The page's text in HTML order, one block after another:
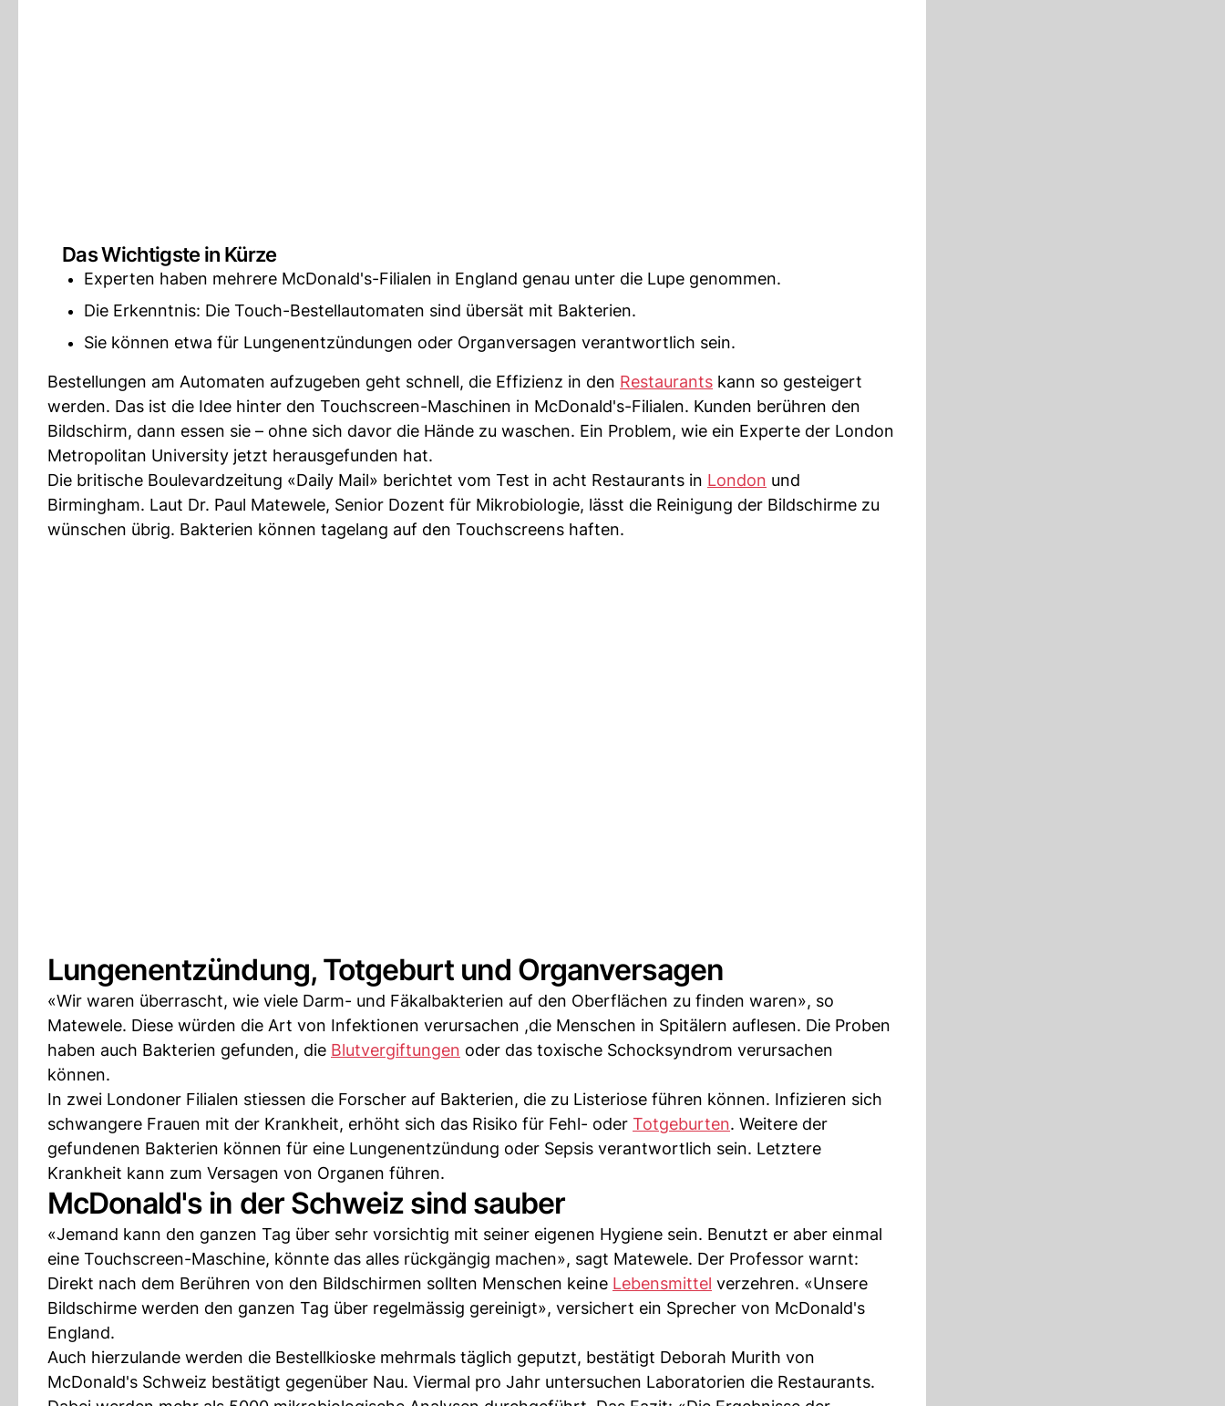
Das Wichtigste in Kürze
Experten haben mehrere McDonald's-Filialen in England genau unter die Lupe genommen.
Die Erkenntnis: Die Touch-Bestellautomaten sind übersät mit Bakterien.
Sie können etwa für Lungenentzündungen oder Organversagen verantwortlich sein.
Bestellungen am Automaten aufzugeben geht schnell, die Effizienz in den Restaurants kann so gesteigert
werden. Das ist die Idee hinter den Touchscreen-Maschinen in McDonald's-Filialen. Kunden berühren den
Bildschirm, dann essen sie – ohne sich davor die Hände zu waschen. Ein Problem, wie ein Experte der London
Metropolitan University jetzt herausgefunden hat.
Die britische Boulevardzeitung «Daily Mail» berichtet vom Test in acht Restaurants in London und
Birmingham. Laut Dr. Paul Matewele, Senior Dozent für Mikrobiologie, lässt die Reinigung der Bildschirme zu
wünschen übrig. Bakterien können tagelang auf den Touchscreens haften.
Lungenentzündung, Totgeburt und Organversagen
«Wir waren überrascht, wie viele Darm- und Fäkalbakterien auf den Oberflächen zu finden waren», so
Matewele. Diese würden die Art von Infektionen verursachen ,die Menschen in Spitälern auflesen. Die Proben
haben auch Bakterien gefunden, die Blutvergiftungen oder das toxische Schocksyndrom verursachen
können.
In zwei Londoner Filialen stiessen die Forscher auf Bakterien, die zu Listeriose führen können. Infizieren sich
schwangere Frauen mit der Krankheit, erhöht sich das Risiko für Fehl- oder Totgeburten. Weitere der
gefundenen Bakterien können für eine Lungenentzündung oder Sepsis verantwortlich sein. Letztere
Krankheit kann zum Versagen von Organen führen.
McDonald's in der Schweiz sind sauber
«Jemand kann den ganzen Tag über sehr vorsichtig mit seiner eigenen Hygiene sein. Benutzt er aber einmal
eine Touchscreen-Maschine, könnte das alles rückgängig machen», sagt Matewele. Der Professor warnt:
Direkt nach dem Berühren von den Bildschirmen sollten Menschen keine Lebensmittel verzehren. «Unsere
Bildschirme werden den ganzen Tag über regelmässig gereinigt», versichert ein Sprecher von McDonald's
England.
Auch hierzulande werden die Bestellkioske mehrmals täglich geputzt, bestätigt Deborah Murith von
McDonald's Schweiz bestätigt gegenüber Nau. Viermal pro Jahr untersuchen Laboratorien die Restaurants.